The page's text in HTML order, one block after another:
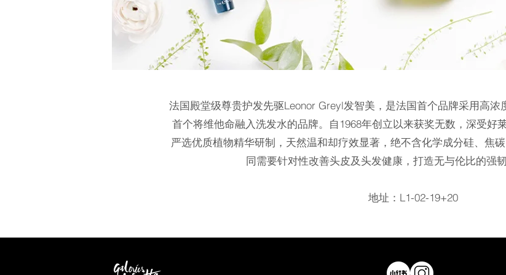
法国殿堂级尊贵护发先驱Leonor Greyl发智美，是法国首个品牌采用高
首个将维他命融入洗发水的品牌。自1968年创立以来获奖无数，深受好
严选优质植物精华研制，天然温和却疗效显著，绝不含化学成分硅、焦
同需要针对性改善头皮及头发健康，打造无与伦比的强
​地址：L1-02-19+20